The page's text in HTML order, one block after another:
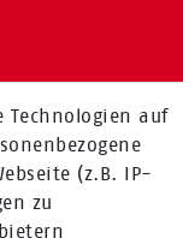
Technologien auf
(z.B. IP-
zu